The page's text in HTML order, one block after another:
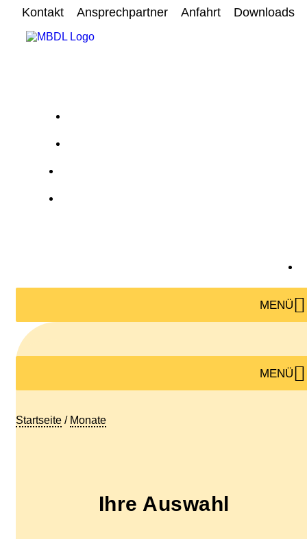
Kontakt Ansprechpartner Anfahrt Downloads
MENÜ
MENÜ
Startseite / Monate
Ihre Auswahl